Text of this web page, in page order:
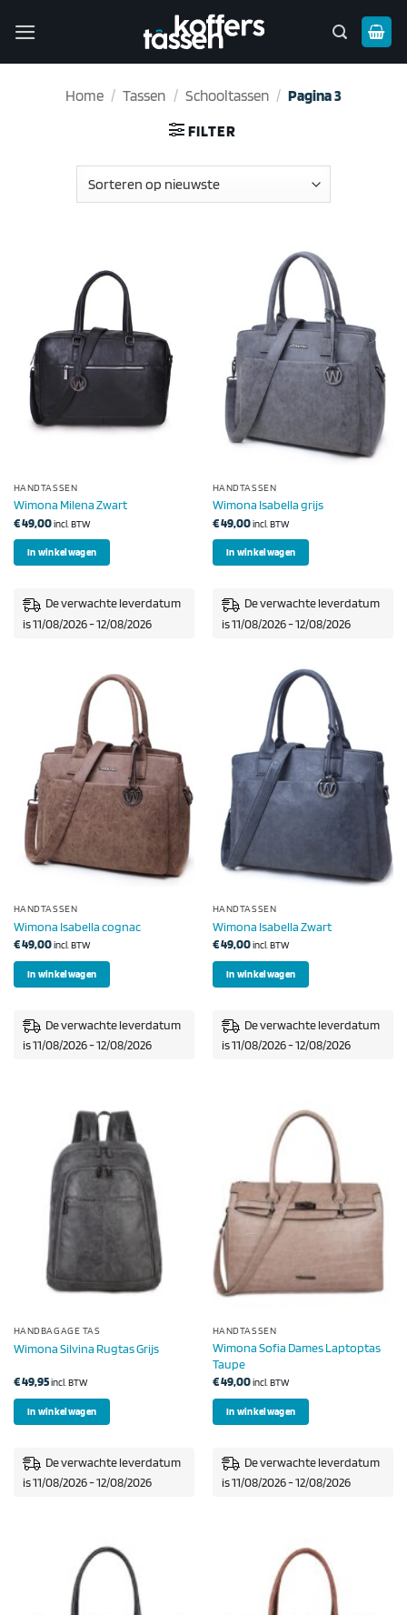
naar
Home / Tassen / Schooltassen / Pagina 3
FILTER
HANDTASSEN
Wimona Milena Zwart
€49,00incl. BTW
In winkelwagen
De verwachte leverdatum
is 11/08/2026 - 12/08/2026
HANDTASSEN
Wimona Isabella grijs
€49,00incl. BTW
In winkelwagen
De verwachte leverdatum
is 11/08/2026 - 12/08/2026
HANDTASSEN
Wimona Isabella cognac
€49,00incl. BTW
In winkelwagen
De verwachte leverdatum
is 11/08/2026 - 12/08/2026
HANDTASSEN
Wimona Isabella Zwart
€49,00incl. BTW
In winkelwagen
De verwachte leverdatum
is 11/08/2026 - 12/08/2026
HANDBAGAGE TAS
Wimona Silvina Rugtas Grijs
€49,95incl. BTW
In winkelwagen
De verwachte leverdatum
is 11/08/2026 - 12/08/2026
HANDTASSEN
Wimona Sofia Dames Laptoptas
Taupe
€49,00incl. BTW
In winkelwagen
De verwachte leverdatum
is 11/08/2026 - 12/08/2026